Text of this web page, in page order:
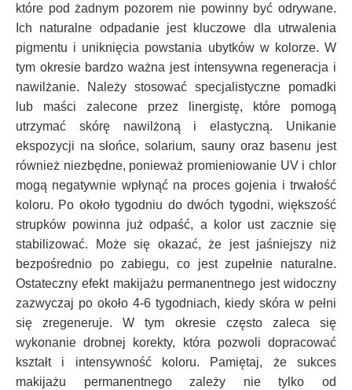
które pod żadnym pozorem nie powinny być odrywane.
Ich naturalne odpadanie jest kluczowe dla utrwalenia
pigmentu i uniknięcia powstania ubytków w kolorze. W
tym okresie bardzo ważna jest intensywna regeneracja i
nawilżanie. Należy stosować specjalistyczne pomadki
lub maści zalecone przez linergistę, które pomogą
utrzymać skórę nawilżoną i elastyczną. Unikanie
ekspozycji na słońce, solarium, sauny oraz basenu jest
również niezbędne, ponieważ promieniowanie UV i chlor
mogą negatywnie wpłynąć na proces gojenia i trwałość
koloru. Po około tygodniu do dwóch tygodni, większość
strupków powinna już odpaść, a kolor ust zacznie się
stabilizować. Może się okazać, że jest jaśniejszy niż
bezpośrednio po zabiegu, co jest zupełnie naturalne.
Ostateczny efekt makijażu permanentnego jest widoczny
zazwyczaj po około 4-6 tygodniach, kiedy skóra w pełni
się zregeneruje. W tym okresie często zaleca się
wykonanie drobnej korekty, która pozwoli dopracować
kształt i intensywność koloru. Pamiętaj, że sukces
makijażu permanentnego zależy nie tylko od